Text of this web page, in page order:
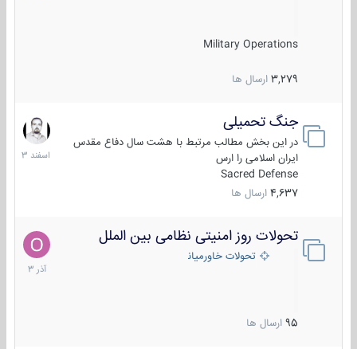
Military Operations
3,279 ارسال ها
جنگ تحمیلی
در این بخش مطالب مرتبط با هشت سال دفاع مقدس
ایران اسلامی را ارس
Sacred Defense
4,637 ارسال ها
20
اسفند
1403
تحولات روز امنیتی نظامی بین الملل
تحولات خاورمیانه
95 ارسال ها
21
آذر
1403